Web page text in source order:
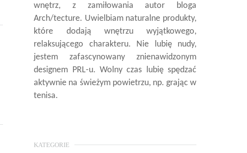
wnętrz, z zamiłowania autor bloga
Arch/tecture. Uwielbiam naturalne produkty,
które dodają wnętrzu wyjątkowego,
relaksującego charakteru. Nie lubię nudy,
jestem zafascynowany znienawidzonym
designem PRL-u. Wolny czas lubię spędzać
aktywnie na świeżym powietrzu, np. grając w
tenisa.
KATEGORIE